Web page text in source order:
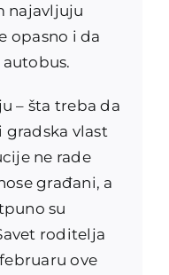
najavljuju
opasno i da
– šta treba da
gradska vlast
ne rade
građani, a
su
roditelja
ove